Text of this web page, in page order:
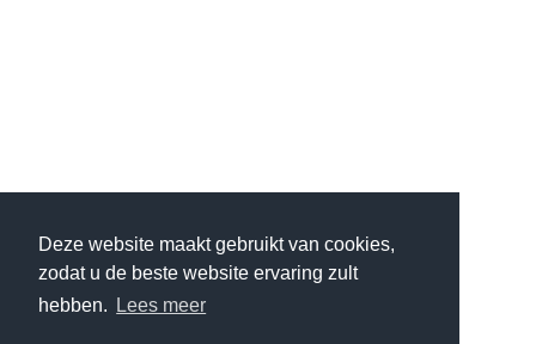
Deze website maakt gebruikt van cookies,
zodat u de beste website ervaring zult
hebben.
Lees meer